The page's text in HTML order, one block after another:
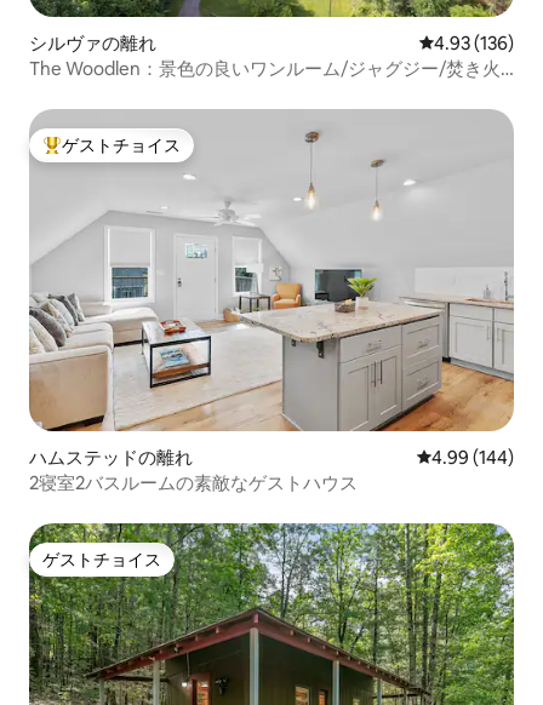
シルヴァの離れ レビュー136
4.93 (136)
The Woodlen：景色の良いワンルーム/ジャグジー/焚き火
大好評のゲストチョイスです。
ゲストチョイス
ハムステッドの離れ レビュー144
4.99 (144)
2寝室2バスルームの素敵なゲストハウス
ゲストチョイス
ゲストチョイス